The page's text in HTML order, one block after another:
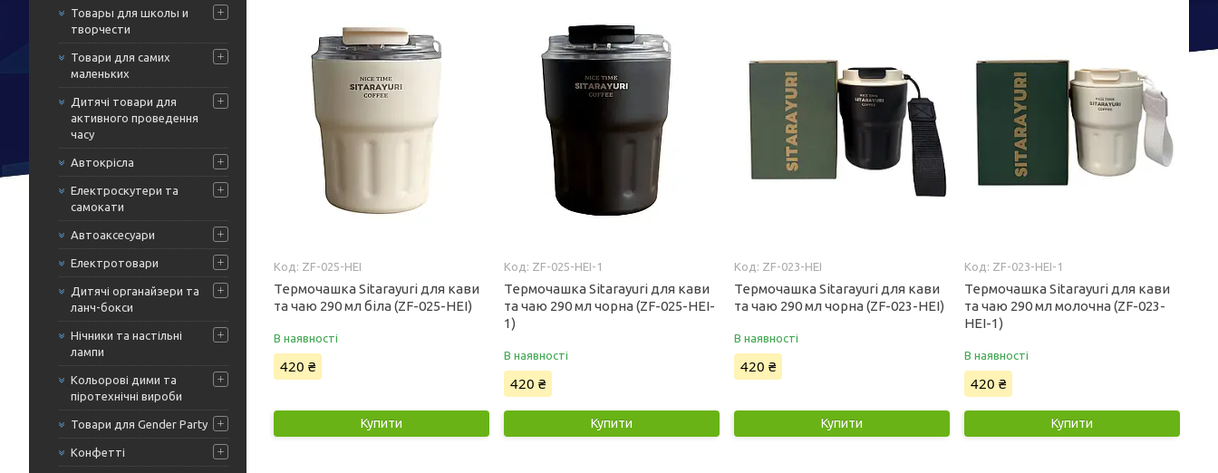
Товары для школы и
творчести
Товари для самих
маленьких
Дитячі товари для
активного проведення
часу
Автокрісла
Електроскутери та
самокати
Автоаксесуари
Електротовари
Дитячі органайзери та
ланч-бокси
Нічники та настільні
лампи
Кольорові дими та
піротехнічні вироби
Товари для Gender Party
Конфетті
ZF-025-HEI
Термочашка Sitarayuri для кави
та чаю 290 мл біла (ZF-025-HEI)
В наявності
420 ₴
Купити
ZF-025-HEI-1
Термочашка Sitarayuri для кави
та чаю 290 мл чорна (ZF-025-HEI-
1)
В наявності
420 ₴
Купити
ZF-023-HEI
Термочашка Sitarayuri для кави
та чаю 290 мл чорна (ZF-023-HEI)
В наявності
420 ₴
Купити
ZF-023-HEI-1
Термочашка Sitarayuri для кави
та чаю 290 мл молочна (ZF-023-
HEI-1)
В наявності
420 ₴
Купити